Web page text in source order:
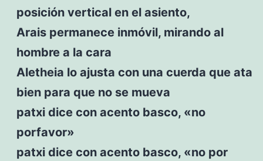
posición vertical en el asiento,
Arais permanece inmóvil, mirando al
hombre a la cara
Aletheia lo ajusta con una cuerda que ata
bien para que no se mueva
patxi dice con acento basco, «no
porfavor»
patxi dice con acento basco, «no por